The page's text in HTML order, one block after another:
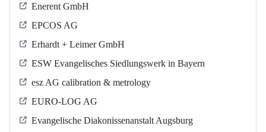
Enerent GmbH
EPCOS AG
Erhardt + Leimer GmbH
ESW Evangelisches Siedlungswerk in Bayern
esz AG calibration & metrology
EURO-LOG AG
Evangelische Diakonissenanstalt Augsburg